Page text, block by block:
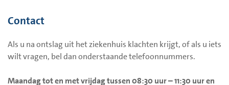
worden vervaardigd.
Fysiotherapie
Soms is het nodig een fysiotherapeut in te schakelen om met
name de problemen met pijnlijke en gespannen spieren te
Contact
Als u na ontslag uit het ziekenhuis klachten krijgt, of als u iets
wilt vragen, bel dan onderstaande telefoonnummers.
Maandag tot en met vrijdag tussen 08:30 uur – 11:30 uur en